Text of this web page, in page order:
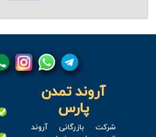
آروند تمدن
پارس
شرکت بازرگانی آروند